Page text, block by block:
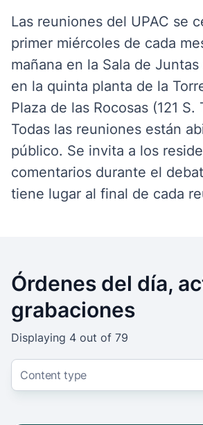
Las reuniones del UPAC se
primer miércoles de cada
mañana en la Sala de
en la quinta planta de la
Plaza de las Rocosas (121 S.
Todas las reuniones están
público. Se invita a los
comentarios durante el
tiene lugar al final de cada
Órdenes del día,
grabaciones
Displaying 4 out of 79
Content type